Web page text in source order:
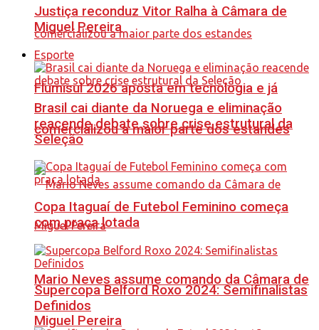
Flumisul 2026 aposta em tecnologia e já
comercializou a maior parte dos estandes
Mario Neves assume comando da Câmara de
Miguel Pereira
Justiça reconduz Vitor Ralha à Câmara de
Miguel Pereira
Esporte
Brasil cai diante da Noruega e eliminação
reacende debate sobre crise estrutural da
Seleção
Copa Itaguaí de Futebol Feminino começa
com praça lotada
Supercopa Belford Roxo 2024: Semifinalistas
Definidos